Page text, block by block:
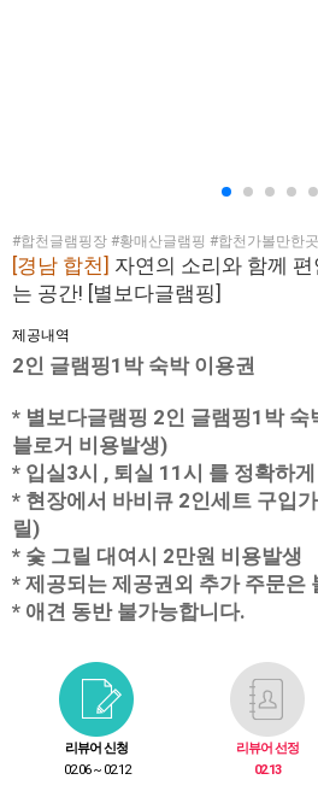
#합천글램핑장 #황매산글램핑 #합천가볼만한
[경남 합천] 자연의 소리와 함께
는 공간! [별보다글램핑]
제공내역
2인 글램핑1박 숙박 이용권
* 별보다글램핑 2인 글램핑1박 숙
블로거 비용발생)
* 입실3시 , 퇴실 11시 를 정확하
* 현장에서 바비큐 2인세트 구입
릴)
* 숯 그릴 대여시 2만원 비용발생
* 제공되는 제공권외 추가 주문은
* 애견 동반 불가능합니다.
리뷰어 신청
02.06 ~ 02.12
리뷰어 선정
02.13